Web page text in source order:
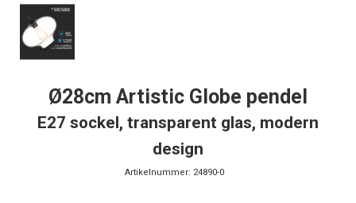
Ø28cm Artistic Globe pendel
E27 sockel, transparent glas, modern
design
Artikelnummer: 24890-0